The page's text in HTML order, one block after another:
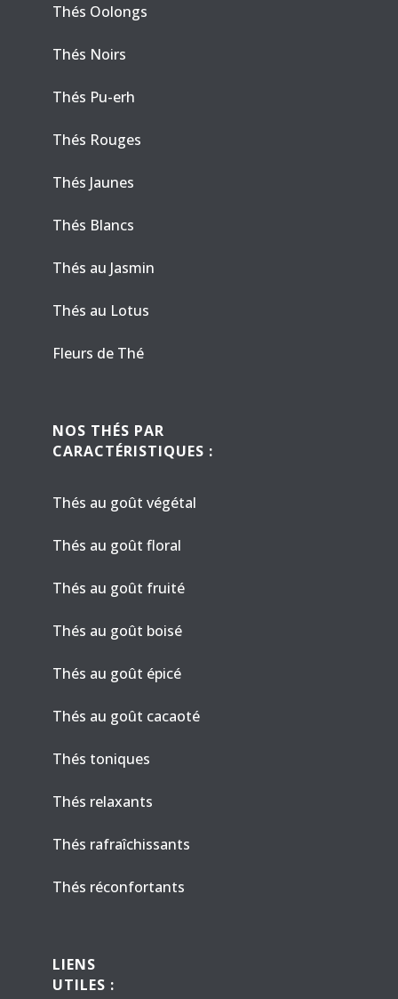
Thés Oolongs
Thés Noirs
Thés Pu-erh
Thés Rouges
Thés Jaunes
Thés Blancs
Thés au Jasmin
Thés au Lotus
Fleurs de Thé
NOS THÉS PAR
CARACTÉRISTIQUES :
Thés au goût végétal
Thés au goût floral
Thés au goût fruité
Thés au goût boisé
Thés au goût épicé
Thés au goût cacaoté
Thés toniques
Thés relaxants
Thés rafraîchissants
Thés réconfortants
LIENS
UTILES :